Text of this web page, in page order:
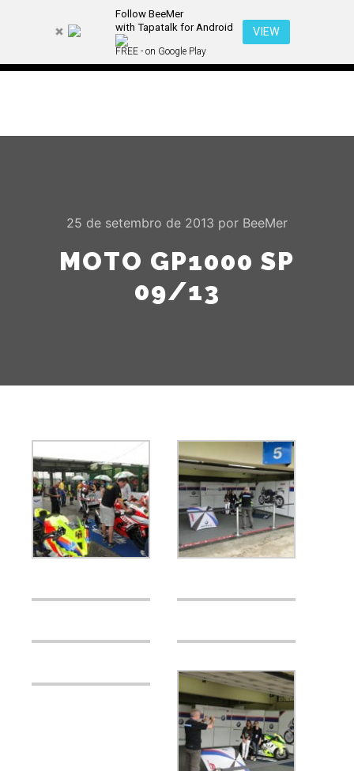
Follow BeeMer
with Tapatalk for Android
FREE - on Google Play
VIEW
25 de setembro de 2013 por BeeMer
MOTO GP1000 SP
09/13